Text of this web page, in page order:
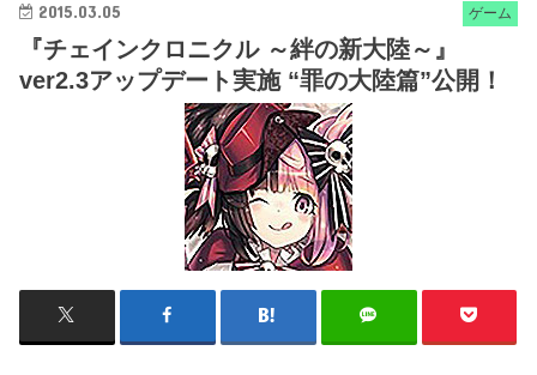
ゲーム
2015.03.05
『チェインクロニクル ～絆の新大陸～』
ver2.3アップデート実施 “罪の大陸篇”公開！